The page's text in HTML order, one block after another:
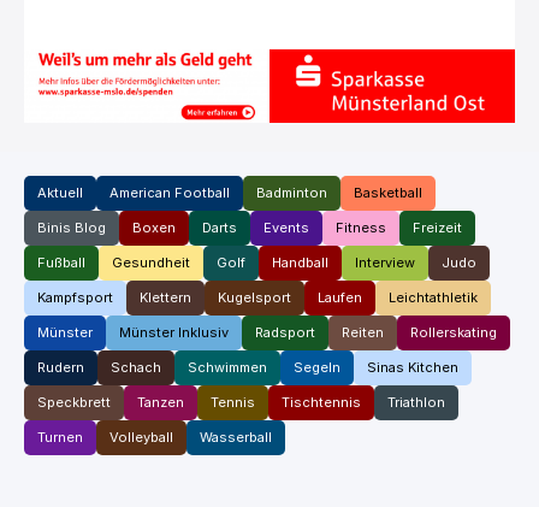
Aktuell American Football Badminton Basketball
Binis Blog Boxen Darts Events Fitness Freizeit
Fußball Gesundheit Golf Handball Interview Judo
Kampfsport Klettern Kugelsport Laufen Leichtathletik
Münster Münster Inklusiv Radsport Reiten Rollerskating
Rudern Schach Schwimmen Segeln Sinas Kitchen
Speckbrett Tanzen Tennis Tischtennis Triathlon
Turnen Volleyball Wasserball